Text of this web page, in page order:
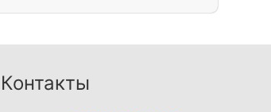
Контакты